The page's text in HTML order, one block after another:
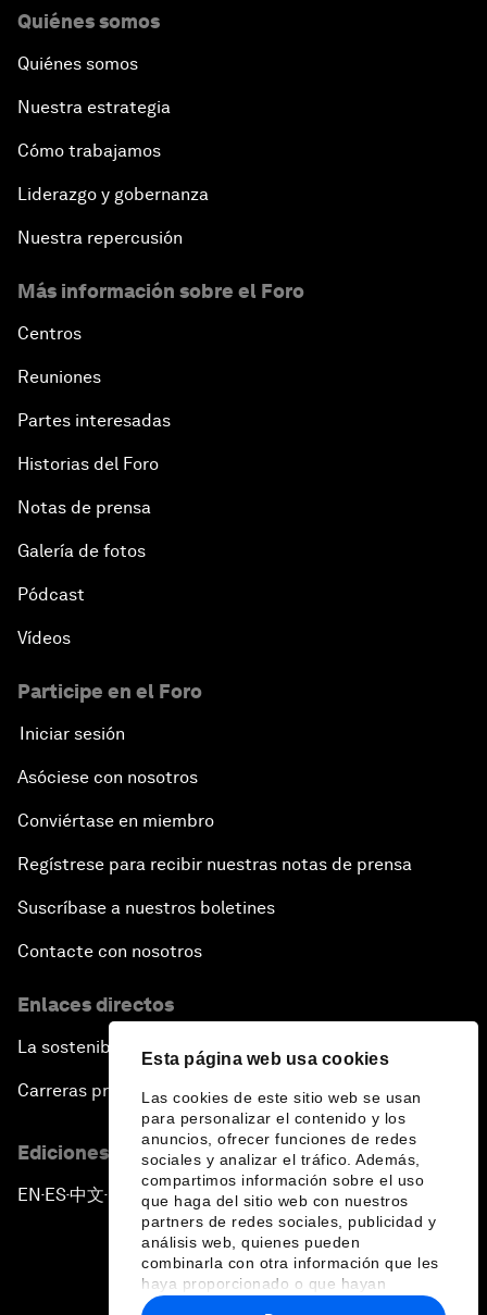
Esta página web usa cookies
Las cookies de este sitio web se usan
para personalizar el contenido y los
anuncios, ofrecer funciones de redes
sociales y analizar el tráfico. Además,
compartimos información sobre el uso
que haga del sitio web con nuestros
partners de redes sociales, publicidad y
análisis web, quienes pueden
combinarla con otra información que les
haya proporcionado o que hayan
recopilado a partir del uso que haya
Quiénes somos
Quiénes somos
Nuestra estrategia
Cómo trabajamos
Liderazgo y gobernanza
Nuestra repercusión
Más información sobre el Foro
Centros
Reuniones
Partes interesadas
Historias del Foro
Notas de prensa
Galería de fotos
Pódcast
Vídeos
Participe en el Foro
Iniciar sesión
Asóciese con nosotros
Conviértase en miembro
Regístrese para recibir nuestras notas de prensa
Suscríbase a nuestros boletines
Contacte con nosotros
Enlaces directos
La sostenibilidad en el Foro
Carreras profesionales
Ediciones en otros idiomas
EN ▪ES▪中文▪ 日本語